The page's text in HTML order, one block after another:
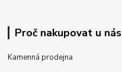
Proč nakupovat u nás
Kamenná prodejna